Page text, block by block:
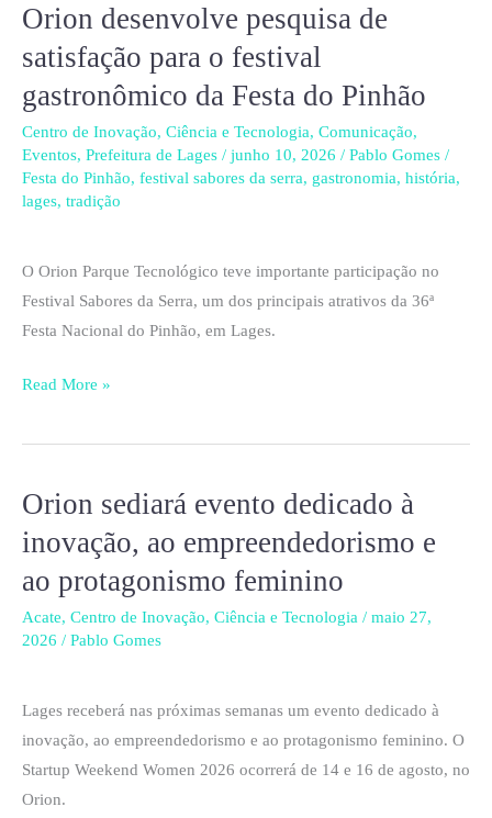
Orion desenvolve pesquisa de
satisfação para o festival
gastronômico da Festa do Pinhão
Centro de Inovação, Ciência e Tecnologia, Comunicação,
Eventos, Prefeitura de Lages / junho 10, 2026 / Pablo Gomes /
Festa do Pinhão, festival sabores da serra, gastronomia, história,
lages, tradição
O Orion Parque Tecnológico teve importante participação no
Festival Sabores da Serra, um dos principais atrativos da 36ª
Festa Nacional do Pinhão, em Lages.
Orion
desenvolve
pesquisa
de
satisfação
para
da
Festa
do
Read More »
Orion sediará evento dedicado à
inovação, ao empreendedorismo e
ao protagonismo feminino
Acate, Centro de Inovação, Ciência e Tecnologia / maio 27,
2026 / Pablo Gomes
Lages receberá nas próximas semanas um evento dedicado à
inovação, ao empreendedorismo e ao protagonismo feminino. O
Startup Weekend Women 2026 ocorrerá de 14 e 16 de agosto, no
Orion.
Orion
sediará
evento
dedicado
à
inovação,
empreendedorismo
e
ao
protagonismo